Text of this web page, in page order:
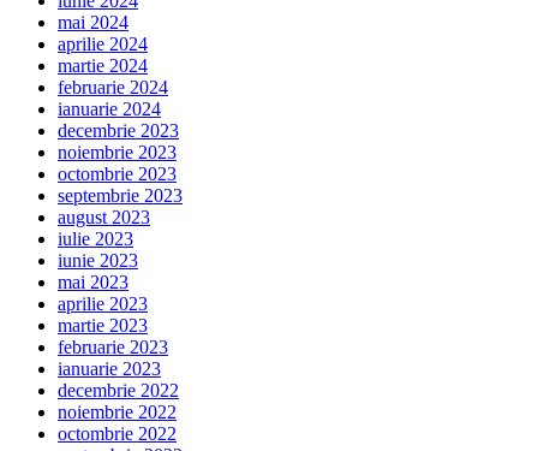
mai 2024
aprilie 2024
martie 2024
februarie 2024
ianuarie 2024
decembrie 2023
noiembrie 2023
octombrie 2023
septembrie 2023
august 2023
iulie 2023
iunie 2023
mai 2023
aprilie 2023
martie 2023
februarie 2023
ianuarie 2023
decembrie 2022
noiembrie 2022
octombrie 2022